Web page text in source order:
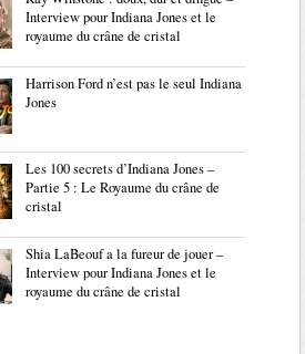
Interview pour Indiana Jones et le
royaume du crâne de cristal
Harrison Ford n’est pas le seul Indiana
Jones
Les 100 secrets d’Indiana Jones –
Partie 5 : Le Royaume du crâne de
cristal
Shia LaBeouf a la fureur de jouer –
Interview pour Indiana Jones et le
royaume du crâne de cristal